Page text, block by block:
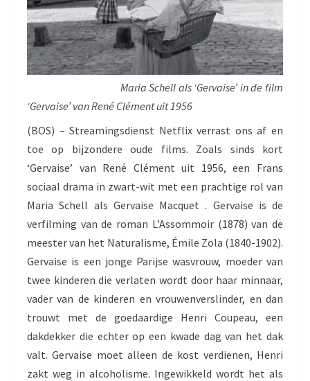
N
F
A
C
N
E
R
N
D
S
O
I
A
A
L
D
R
A
M
A
Maria Schell als ‘Gervaise’ in de film
‘Gervaise’ van René Clément uit 1956
(BOS) – Streamingsdienst Netflix verrast ons af en
toe op bijzondere oude films. Zoals sinds kort
‘Gervaise’ van René Clément uit 1956, een Frans
sociaal drama in zwart-wit met een prachtige rol van
Maria Schell als Gervaise Macquet . Gervaise is de
verfilming van de roman L’Assommoir (1878) van de
meester van het Naturalisme, Émile Zola (1840-1902).
Gervaise is een jonge Parijse wasvrouw, moeder van
twee kinderen die verlaten wordt door haar minnaar,
vader van de kinderen en vrouwenverslinder, en dan
trouwt met de goedaardige Henri Coupeau, een
dakdekker die echter op een kwade dag van het dak
valt. Gervaise moet alleen de kost verdienen, Henri
zakt weg in alcoholisme. Ingewikkeld wordt het als